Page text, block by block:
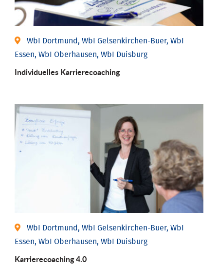
WbI Dortmund, WbI Gelsenkirchen-Buer, WbI
Essen, WbI Oberhausen, WbI Duisburg
Individu­elles Karrierecoaching
WbI Dortmund, WbI Gelsenkirchen-Buer, WbI
Essen, WbI Oberhausen, WbI Duisburg
Karriere­coaching 4.0